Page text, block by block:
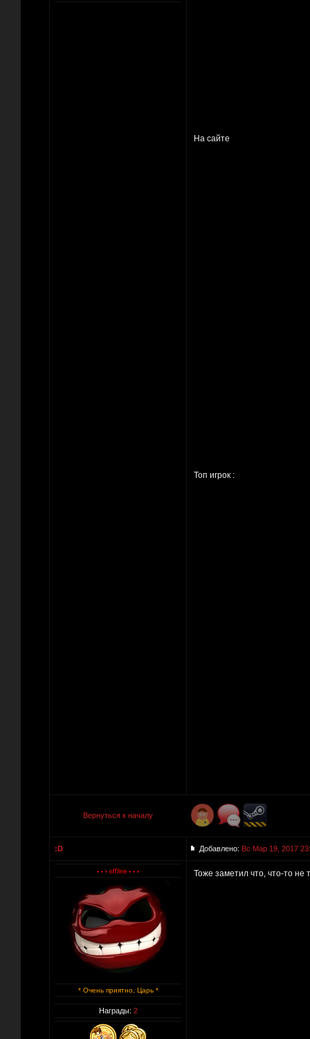
На сайте
Топ игрок :
Вернуться к началу
:D Добавлено: Вс Мар 19, 2017
* Очень приятно, Царь *
Награды: 2
Тоже заметил что, что-то не